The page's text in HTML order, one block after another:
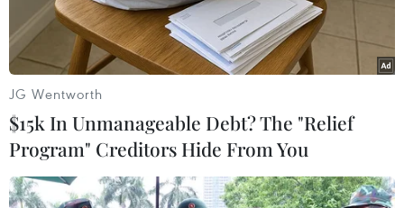
môi trường đã được đưa vào áp dụng cho các
nhà cung cấp.
JG Wentworth
$15k In Unmanageable Debt? The "Relief
Program" Creditors Hide From You